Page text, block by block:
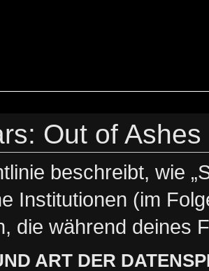
Out of
beschreibt, wie
Institutionen (im
die während deines
ART DER